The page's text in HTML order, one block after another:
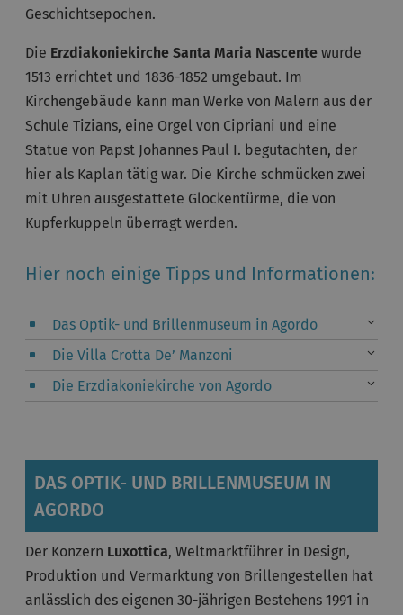
Geschichtsepochen.
Die Erzdiakoniekirche Santa Maria Nascentewurde
1513 errichtet und 1836-1852 umgebaut. Im
Kirchengebäude kann man Werke von Malern aus der
Schule Tizians, eine Orgel von Cipriani und eine
Statue von Papst Johannes Paul I. begutachten, der
hier als Kaplan tätig war. Die Kirche schmücken zwei
mit Uhren ausgestattete Glockentürme, die von
Kupferkuppeln überragt werden.
Hier noch einige Tipps und Informationen:
Das Optik- und Brillenmuseum in Agordo
Die Villa Crotta De’ Manzoni
Die Erzdiakoniekirche von Agordo
DAS OPTIK- UND BRILLENMUSEUM IN
AGORDO
Der Konzern Luxottica, Weltmarktführer in Design,
Produktion und Vermarktung von Brillengestellen hat
anlässlich des eigenen 30-jährigen Bestehens 1991 in